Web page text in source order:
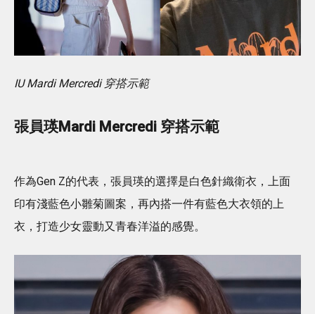
IU Mardi Mercredi 穿搭示範
張員瑛Mardi Mercredi 穿搭示範
作為Gen Z的代表，張員瑛的選擇是白色針織衛衣，上面
印有淺藍色小雛菊圖案，再內搭一件有藍色大衣領的上
衣，打造少女靈動又青春洋溢的感覺。